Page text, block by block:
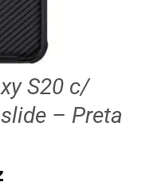
S20 c/
– Preta
O